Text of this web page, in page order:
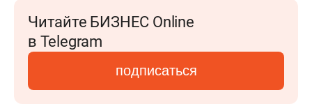
Читайте БИЗНЕС Online
в Telegram
подписаться